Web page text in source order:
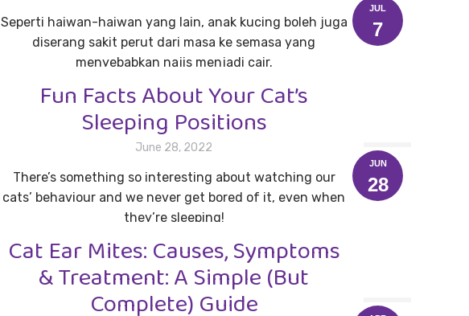
JUL
7
Seperti haiwan-haiwan yang lain, anak kucing boleh juga
diserang sakit perut dari masa ke semasa yang
menyebabkan najis menjadi cair.
Read more
JUN
28
Fun Facts About Your Cat’s
Sleeping Positions
June 28, 2022
There’s something so interesting about watching our
cats’ behaviour and we never get bored of it, even when
they’re sleeping!
Read more
Cat Ear Mites: Causes, Symptoms
& Treatment: A Simple (But
Complete) Guide